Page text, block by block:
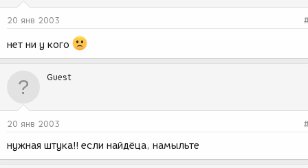
20 янв 2003
нет ни у кого
Guest
20 янв 2003
нужная штука!! если найдёца, намыльте